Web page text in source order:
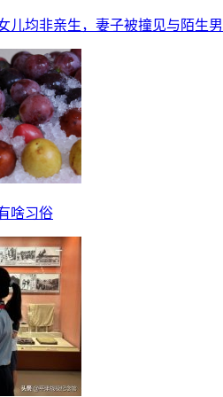
儿均非亲生，妻子被撞见与陌生
啥习俗